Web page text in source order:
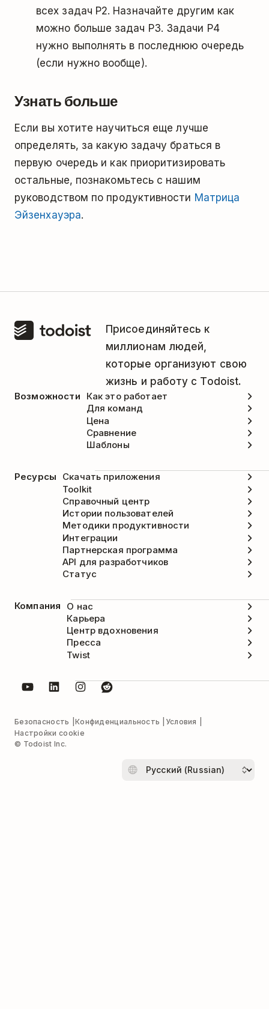
всех задач P2. Назначайте другим как
можно больше задач P3. Задачи P4
нужно выполнять в последнюю очередь
(если нужно вообще).
Узнать больше
Если вы хотите научиться еще лучше
определять, за какую задачу браться в
первую очередь и как приоритизировать
остальные, познакомьтесь с нашим
руководством по продуктивности Матрица
Эйзенхауэра.
Присоединяйтесь к
миллионам людей,
которые организуют свою
жизнь и работу с Todoist.
Возможности
Как это работает
Для команд
Цена
Сравнение
Шаблоны
Ресурсы
Скачать приложения
Toolkit
Справочный центр
Истории пользователей
Методики продуктивности
Интеграции
Партнерская программа
API для разработчиков
Статус
Компания
О нас
Карьера
Центр вдохновения
Пресса
Twist
Безопасность Конфиденциальность
Условия
Настройки cookie
© Todoist Inc.